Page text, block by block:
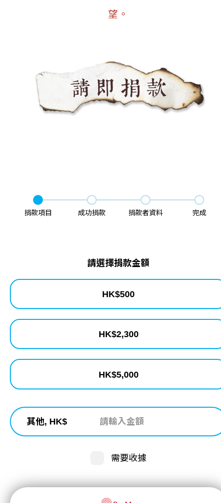
望。
捐款項目 成功捐款 捐款者資料 完成
請選擇捐款金額
HK$500
HK$2,300
HK$5,000
其他, HK$
需要收據